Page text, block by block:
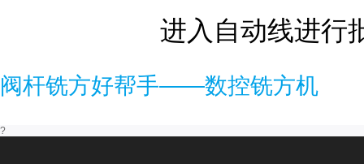
进入自动线进行
阀杆铣方好帮手——数控铣方机
?